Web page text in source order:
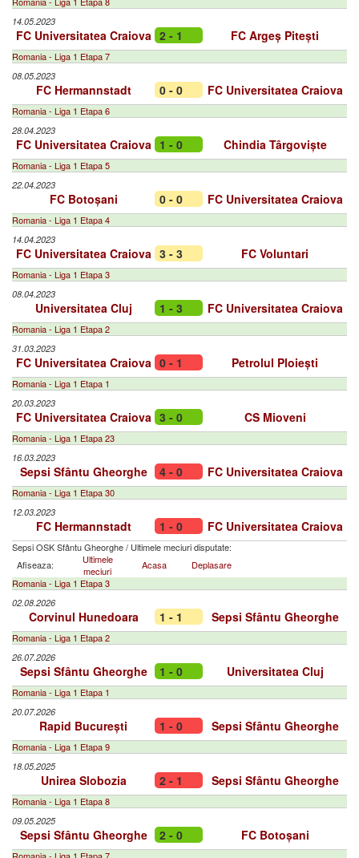
14.05.2023
FC Universitatea Craiova 2 - 1 FC Argeș Pitești
Romania - Liga 1 Etapa 7
08.05.2023
FC Hermannstadt 0 - 0 FC Universitatea Craiova
Romania - Liga 1 Etapa 6
28.04.2023
FC Universitatea Craiova 1 - 0 Chindia Târgoviște
Romania - Liga 1 Etapa 5
22.04.2023
FC Botoșani 0 - 0 FC Universitatea Craiova
Romania - Liga 1 Etapa 4
14.04.2023
FC Universitatea Craiova 3 - 3 FC Voluntari
Romania - Liga 1 Etapa 3
08.04.2023
Universitatea Cluj 1 - 3 FC Universitatea Craiova
Romania - Liga 1 Etapa 2
31.03.2023
FC Universitatea Craiova 0 - 1 Petrolul Ploiești
Romania - Liga 1 Etapa 1
20.03.2023
FC Universitatea Craiova 3 - 0 CS Mioveni
Romania - Liga 1 Etapa 23
16.03.2023
Sepsi Sfântu Gheorghe 4 - 0 FC Universitatea Craiova
Romania - Liga 1 Etapa 30
12.03.2023
FC Hermannstadt 1 - 0 FC Universitatea Craiova
Sepsi OSK Sfântu Gheorghe/ Ultimele meciuri disputate:
Afiseaza:
Ultimele
meciuri
Acasa
Deplasare
Romania - Liga 1 Etapa 3
02.08.2026
Corvinul Hunedoara 1 - 1 Sepsi Sfântu Gheorghe
Romania - Liga 1 Etapa 2
26.07.2026
Sepsi Sfântu Gheorghe 1 - 0 Universitatea Cluj
Romania - Liga 1 Etapa 1
20.07.2026
Rapid București 1 - 0 Sepsi Sfântu Gheorghe
Romania - Liga 1 Etapa 9
18.05.2025
Unirea Slobozia 2 - 1 Sepsi Sfântu Gheorghe
Romania - Liga 1 Etapa 8
09.05.2025
Sepsi Sfântu Gheorghe 2 - 0 FC Botoșani